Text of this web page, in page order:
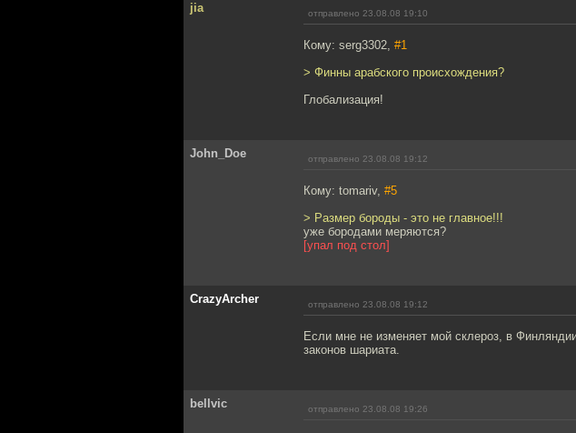
jia отправлено 23.08.08 19:10
Кому: serg3302, #1
> Финны арабского происхождения?
Глобализация!
John_Doe отправлено 23.08.08 19:12
Кому: tomariv, #5
> Размер бороды - это не главное!!!
уже бородами меряются?
[упал под стол]
CrazyArcher отправлено 23.08.08 19:12
Если мне не изменяет мой склероз, в
законов шариата.
bellvic отправлено 23.08.08 19:26